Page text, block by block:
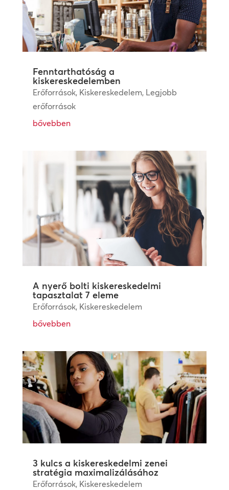
Fenntarthatóság a
kiskereskedelemben
Erőforrások, Kiskereskedelem, Legjobb
erőforrások
bővebben
A nyerő bolti kiskereskedelmi
tapasztalat 7 eleme
Erőforrások, Kiskereskedelem
bővebben
3 kulcs a kiskereskedelmi zenei
stratégia maximalizálásához
Erőforrások, Kiskereskedelem